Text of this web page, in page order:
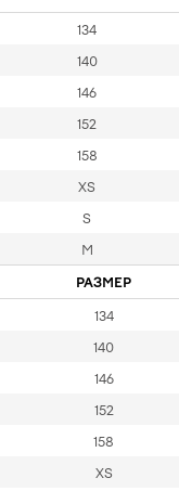
134
140
146
152
158
XS
S
M
РАЗМЕР
134
140
146
152
158
XS